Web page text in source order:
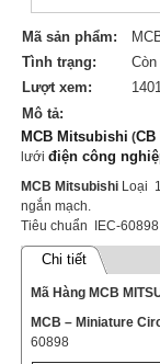
Mã sản phẩm:
Tình trạng:
Còn
Lượt xem:
1401
Mô tả:
MCB Mitsubishi (
lướiđiện công
MCB Mitsubishi Loại
ngắn mạch.
Tiêu chuẩn IEC-60898
Chi tiết
Mã Hàng MCB
MCB – Miniature
60898